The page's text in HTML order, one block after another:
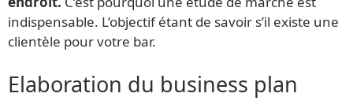
indispensable. L’objectif étant de savoir s’il existe une
clientèle pour votre bar.
Elaboration du business plan